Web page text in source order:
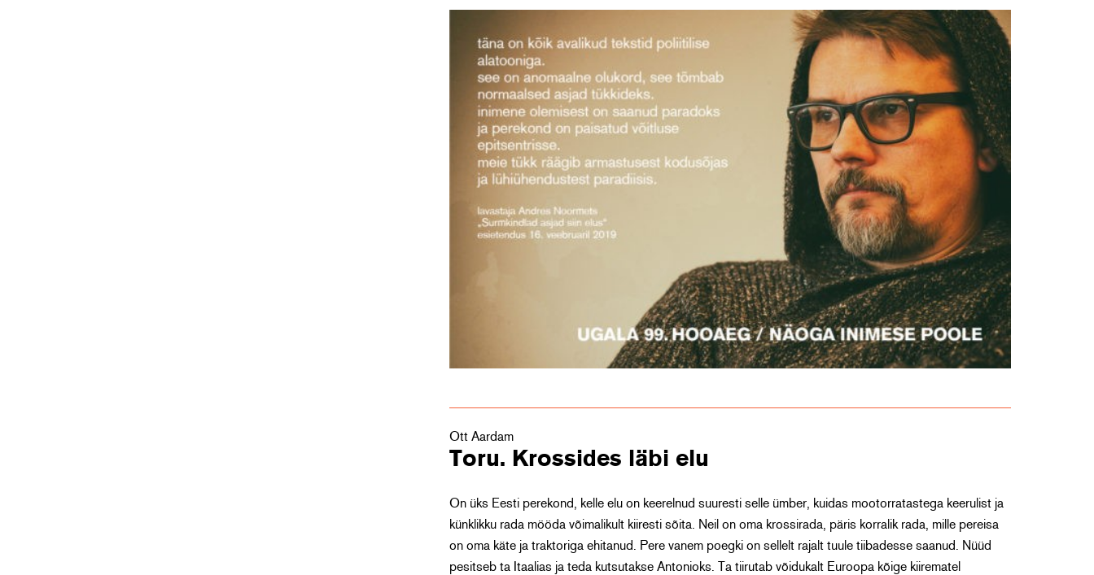
Ott Aardam
Toru. Krossides läbi elu
On üks Eesti perekond, kelle elu on keerelnud suuresti selle ümber, kuidas mootorratastega keerulist ja
künklikku rada mööda võimalikult kiiresti sõita. Neil on oma krossirada, päris korralik rada, mille pereisa
on oma käte ja traktoriga ehitanud. Pere vanem poegki on sellelt rajalt tuule tiibadesse saanud. Nüüd
pesitseb ta Itaalias ja teda kutsutakse Antonioks. Ta tiirutab võidukalt Euroopa kõige kiirematel